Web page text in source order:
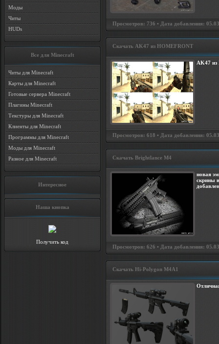
Моды
Читы
HUDs
Все для Minecraft
Читы для Minecraft
Карты для Minecraft
Готовые сервера Minecraft
Плагины Minecraft
Текстуры для Minecraft
Клиенты для Minecraft
Программы для Minecraft
Моды для Minecraft
Разное для Minecraft
Интересное
Наша кнопка
Получить код
Просмотров: 736 • Дата добавления:
Скачать AK47 из HOMEFRONT
AK47
Просмотров: 618 • Дата добавления:
Скачать Brightlance M4
новая
скрины
Просмотров: 626 • Дата добавления:
Скачать Hi-Polygon M4A1